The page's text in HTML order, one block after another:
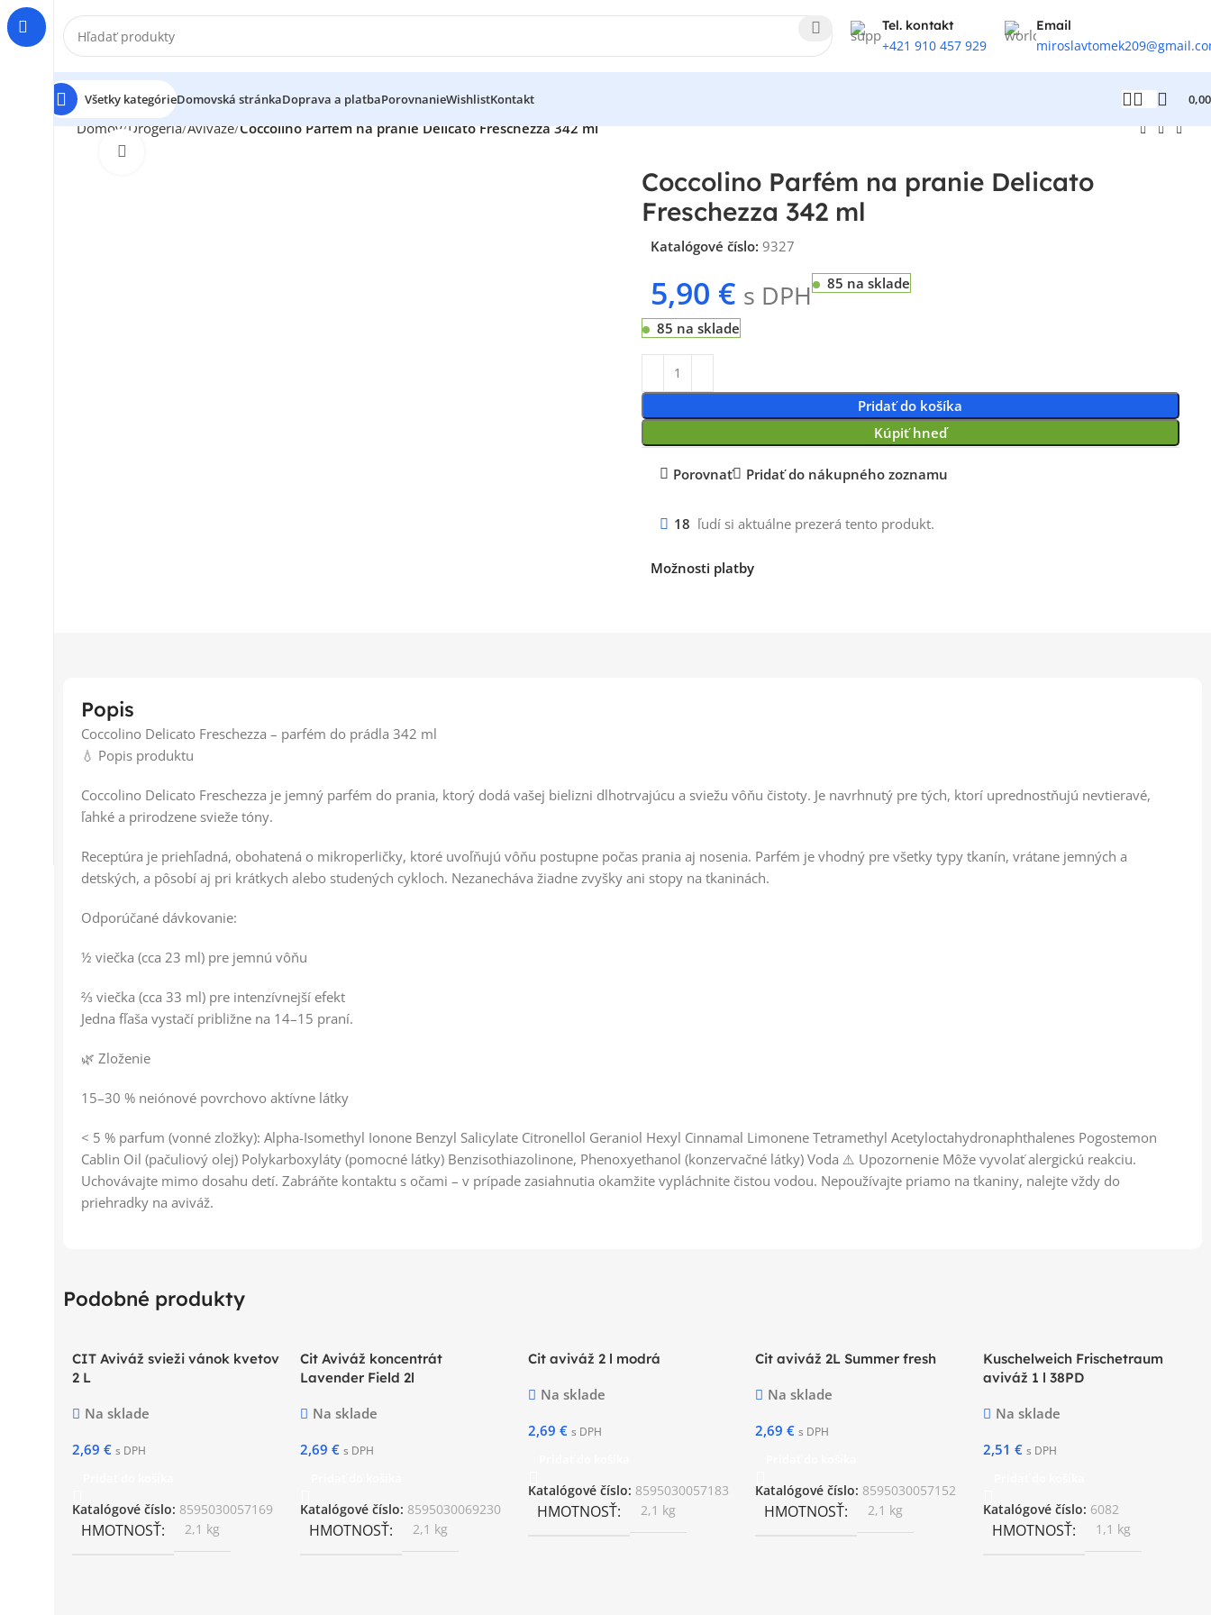
Tel. kontakt
+421 910 457 929
Email
Všetky kategórieDomovská stránkaDoprava a platbaPorovnanieWishlistKontakt
Domov Drogéria Aviváže Coccolino Parfém na pranie Delicato Freschezza 342 ml
Coccolino Parfém na pranie Delicato
Freschezza 342 ml
Katalógové číslo: 9327
5,90 € s DPH 85 na sklade
85 na sklade
Pridať do košíka
Kúpiť hneď
Porovnať Pridať do nákupného zoznamu
18 ľudí si aktuálne prezerá tento produkt.
Možnosti platby
Popis
Coccolino Delicato Freschezza – parfém do prádla 342 ml
💧 Popis produktu
Coccolino Delicato Freschezza je jemný parfém do prania, ktorý dodá vašej bielizni dlhotrvajúcu a sviežu vôňu čistoty. Je navrhnutý pre tých, ktorí uprednostňujú nevtieravé,
ľahké a prirodzene svieže tóny.
Receptúra je priehľadná, obohatená o mikroperličky, ktoré uvoľňujú vôňu postupne počas prania aj nosenia. Parfém je vhodný pre všetky typy tkanín, vrátane jemných a
detských, a pôsobí aj pri krátkych alebo studených cykloch. Nezanecháva žiadne zvyšky ani stopy na tkaninách.
Odporúčané dávkovanie:
½ viečka (cca 23 ml) pre jemnú vôňu
⅔ viečka (cca 33 ml) pre intenzívnejší efekt
Jedna fľaša vystačí približne na 14–15 praní.
🌿 Zloženie
15–30 % neiónové povrchovo aktívne látky
< 5 % parfum (vonné zložky): Alpha-Isomethyl Ionone Benzyl Salicylate Citronellol Geraniol Hexyl Cinnamal Limonene Tetramethyl Acetyloctahydronaphthalenes Pogostemon
Cablin Oil (pačuliový olej) Polykarboxyláty (pomocné látky) Benzisothiazolinone, Phenoxyethanol (konzervačné látky) Voda ⚠️ Upozornenie Môže vyvolať alergickú reakciu.
Uchovávajte mimo dosahu detí. Zabráňte kontaktu s očami – v prípade zasiahnutia okamžite vypláchnite čistou vodou. Nepoužívajte priamo na tkaniny, nalejte vždy do
priehradky na aviváž.
Podobné produkty
CIT Aviváž svieži vánok kvetov
2 L
Na sklade
2,69 € s DPH
Katalógové číslo: 8595030057169
HMOTNOSŤ 2,1 kg
Cit Aviváž koncentrát
Lavender Field 2l
Na sklade
2,69 € s DPH
Katalógové číslo: 8595030069230
HMOTNOSŤ 2,1 kg
Cit aviváž 2 l modrá
Na sklade
2,69 € s DPH
Katalógové číslo: 8595030057183
HMOTNOSŤ 2,1 kg
Cit aviváž 2L Summer fresh
Na sklade
2,69€ s DPH
Katalógové číslo: 8595030057152
HMOTNOSŤ 2,1 kg
Kuschelweich Frischetraum
aviváž 1 l 38PD
Na sklade
2,51€ s DPH
Katalógové číslo: 6082
HMOTNOSŤ 1,1 kg